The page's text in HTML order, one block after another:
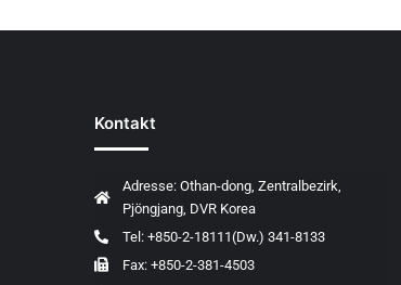
Kontakt
Adresse: Othan-dong, Zentralbezirk,
Pjöngjang, DVR Korea
Tel: +850-2-18111(Dw.) 341-8133
Fax: +850-2-381-4503